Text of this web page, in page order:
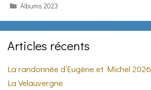
Categories
Albums 2023
Articles récents
La randonnée d’Eugène et Michel 2026
La Velauvergne